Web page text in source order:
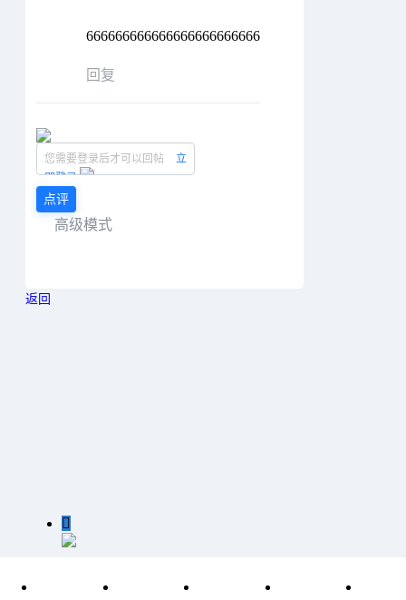
666666666666666666666666
回复
您需要登录后才可以回帖
立
即登录
点评
高级模式
返回
